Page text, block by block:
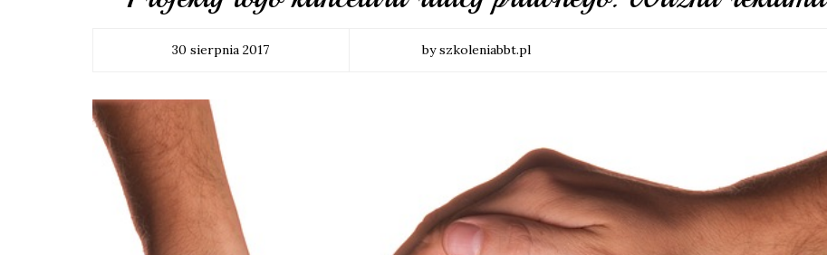
30 sierpnia 2017 by szkoleniabbt.pl